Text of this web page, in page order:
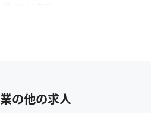
略部門と協働でWebサイトの構
の他の求人